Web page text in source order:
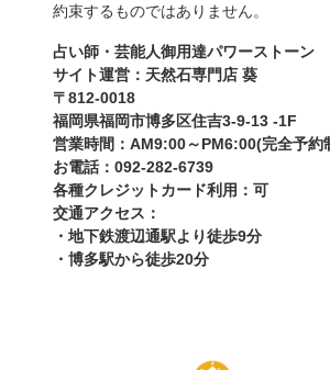
約束するものではありません。
占い師・芸能人御用達パワーストーン
サイト運営：天然石専門店 葵
〒812-0018
福岡県福岡市博多区住吉3-9-13 -1F
営業時間：AM9:00～PM6:00(完全予約
お電話：092-282-6739
各種クレジットカード利用：可
交通アクセス：
・地下鉄渡辺通駅より徒歩9分
・博多駅から徒歩20分